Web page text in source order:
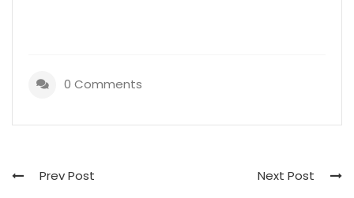
0 Comments
Prev Post Next Post